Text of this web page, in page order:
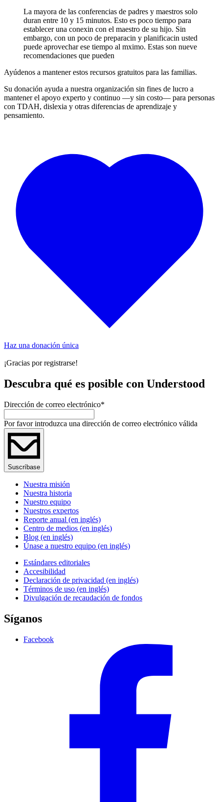
La mayora de las conferencias de padres y maestros solo
duran entre 10 y 15 minutos. Esto es poco tiempo para
establecer una conexin con el maestro de su hijo. Sin
embargo, con un poco de preparacin y planificacin usted
puede aprovechar ese tiempo al mximo. Estas son nueve
recomendaciones que pueden
Ayúdenos a mantener estos recursos gratuitos para las familias.
Su donación ayuda a nuestra organización sin fines de lucro a
mantener el apoyo experto y continuo —y sin costo— para personas
con TDAH, dislexia y otras diferencias de aprendizaje y
pensamiento.
Haz una donación única
¡Gracias por registrarse!
Descubra qué es posible con Understood
Dirección de correo electrónico*
Por favor introduzca una dirección de correo electrónico válida
Suscríbase
Nuestra misión
Nuestra historia
Nuestro equipo
Nuestros expertos
Reporte anual (en inglés)
Centro de medios (en inglés)
Blog (en inglés)
Únase a nuestro equipo (en inglés)
Estándares editoriales
Accesibilidad
Declaración de privacidad (en inglés)
Términos de uso (en inglés)
Divulgación de recaudación de fondos
Síganos
Facebook